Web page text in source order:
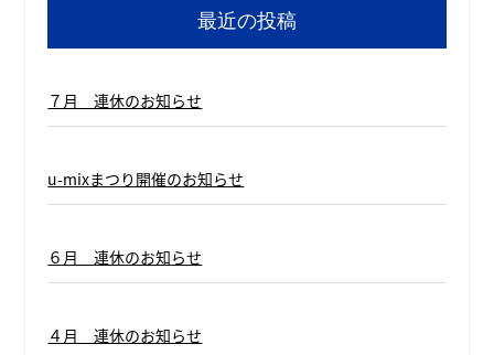
最近の投稿
７月 連休のお知らせ
u-mixまつり開催のお知らせ
６月 連休のお知らせ
４月 連休のお知らせ